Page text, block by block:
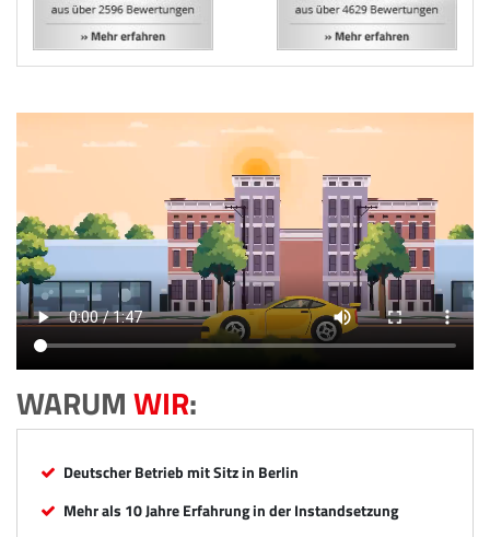
WARUMWIR:
Deutscher Betrieb mit Sitz in Berlin
Mehr als 10 Jahre Erfahrung in der Instandsetzung